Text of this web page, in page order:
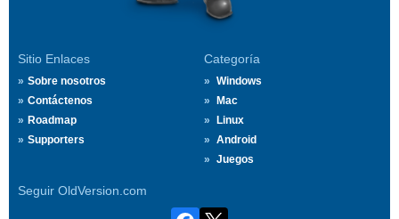
Sitio Enlaces
Sobre nosotros
Contáctenos
Roadmap
Supporters
Categoría
Windows
Mac
Linux
Android
Juegos
Seguir OldVersion.com